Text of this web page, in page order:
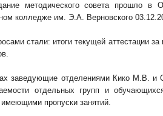
методического совета прошло в
колледже им. Э.А. Верновского
стали: итоги текущей аттестации за
заведующие отделениями Кико М.В. и
отдельных групп и
пропуски занятий.